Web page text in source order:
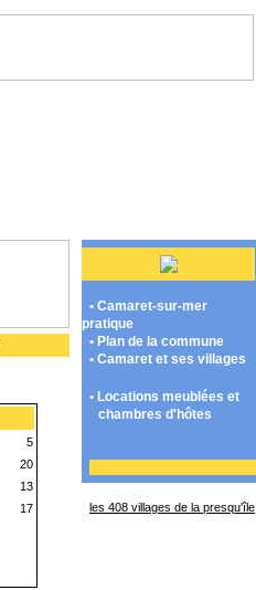
5
20
13
17
• Camaret-sur-mer
pratique
• Plan de la commune
• Camaret et ses villages
• Locations meublées et
chambres d'hôtes
les 408 villages de la presqu'île